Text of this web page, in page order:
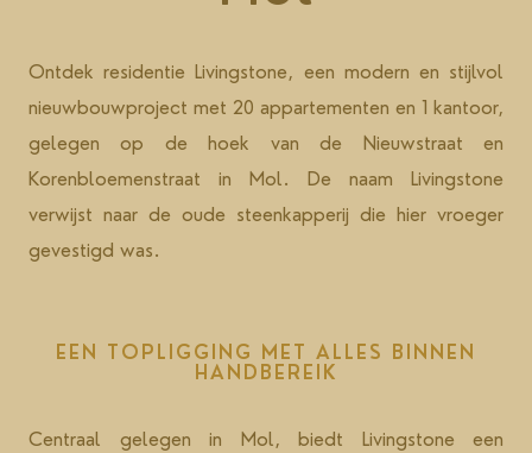
Ontdek residentie Livingstone, een modern en stijlvol
nieuwbouwproject met 20 appartementen en 1 kantoor,
gelegen op de hoek van de Nieuwstraat en
Korenbloemenstraat in Mol. De naam Livingstone
verwijst naar de oude steenkapperij die hier vroeger
gevestigd was.
EEN TOPLIGGING MET ALLES BINNEN
HANDBEREIK
Centraal gelegen in Mol, biedt Livingstone een
party analytics services as long as the cookies are
for the exclusive use of the owner of the website
visited.